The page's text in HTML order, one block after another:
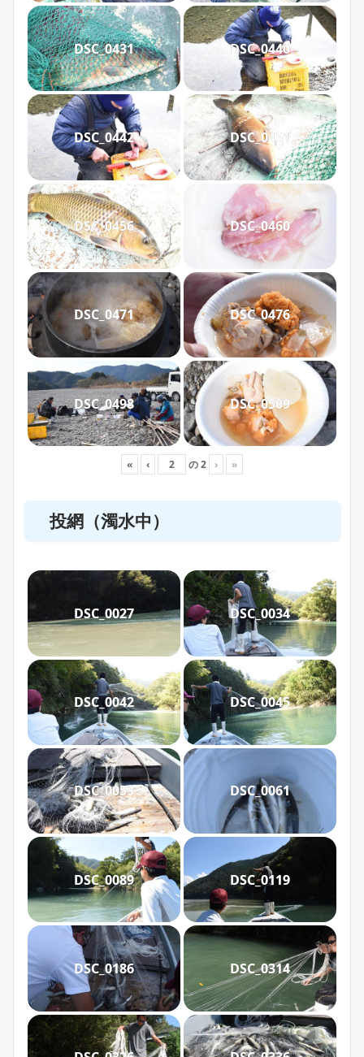
DSC_0431 DSC_0440
DSC_0442 DSC_0451
DSC_0456 DSC_0460
DSC_0471 DSC_0476
DSC_0498 DSC_0509
« ‹ の2 › »
投網（濁水中）
DSC_0027 DSC_0034
DSC_0042 DSC_0045
DSC_0053 DSC_0061
DSC_0089 DSC_0119
DSC_0186 DSC_0314